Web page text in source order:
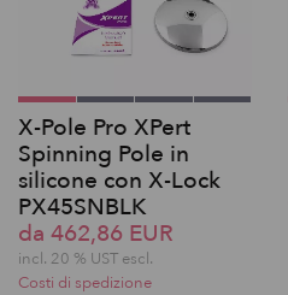
X-Pole Pro XPert
Spinning Pole in
silicone con X-Lock
PX45SNBLK
da 462,86 EUR
incl. 20 % UST escl.
Costi di spedizione